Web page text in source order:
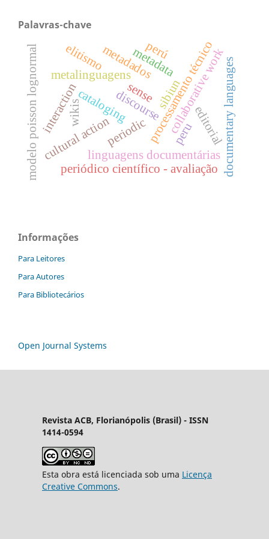
Palavras-chave
processamento técnico
discourse
cataloging
metalinguagens
metadados
linguagens documentárias
interaction collaborative work
wikis editorial
sense
periodic documentary languages
periódico científico - avaliação
cultural action
sibiun
metadata
elitismo
modelo poisson lognormal perú
peru
Informações
Para Leitores
Para Autores
Para Bibliotecários
Open Journal Systems
Revista ACB, Florianópolis (Brasil) - ISSN
1414-0594
Esta obra está licenciada sob uma Licença
Creative Commons.